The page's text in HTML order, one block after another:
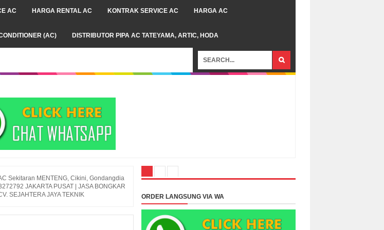
AC HARGA RENTAL AC KONTRAK SERVICE AC HARGA AC
(AC) DISTRIBUTOR PIPA AC TATEYAMA, ARTIC, HODA
Sekitaran MENTENG, Cikini, Gondangdia
JAKARTA PUSAT | JASA BONGKAR
SEJAHTERA JAYA TEKNIK
ORDER LANGSUNG VIA WA